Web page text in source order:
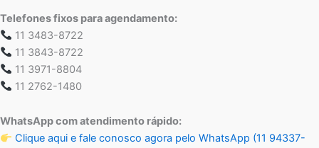
Telefones fixos para agendamento:
11 3483-8722
11 3843-8722
11 3971-8804
11 2762-1480
WhatsApp com atendimento rápido:
Clique aqui e fale conosco agora pelo WhatsApp (11 94337-